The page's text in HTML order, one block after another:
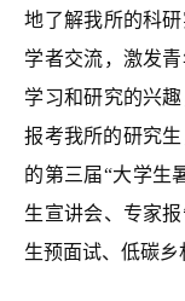
地了解我所的科
学者交流，激发
学习和研究的兴
报考我所的研究
的第三届“大学生
生宣讲会、专家报
生预面试、低碳乡